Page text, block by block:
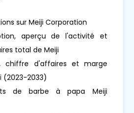
sur Meiji Corporation
aperçu de l'activité et
total de Meiji
chiffre d'affaires et marge
(2023-2033)
de barbe à papa Meiji